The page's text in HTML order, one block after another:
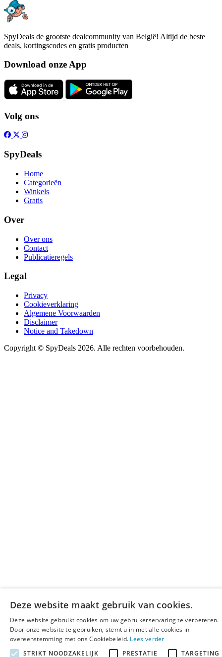
SpyDeals de grootste dealcommunity van België! Altijd de beste
deals, kortingscodes en gratis producten
Download onze App
Volg ons
SpyDeals
Home
Categorieën
Winkels
Gratis
Over
Over ons
Contact
Publicatieregels
Legal
Privacy
Cookieverklaring
Algemene Voorwaarden
Disclaimer
Notice and Takedown
Copyright © SpyDeals 2026. Alle rechten voorbehouden.
Deze website maakt gebruik van cookies.
Deze website gebruikt cookies om uw gebruikerservaring te verbeteren.
Door onze website te gebruiken, stemt u in met alle cookies in
overeenstemming met ons Cookiebeleid. Lees verder
STRIKT NOODZAKELIJK
PRESTATIE TARGETING